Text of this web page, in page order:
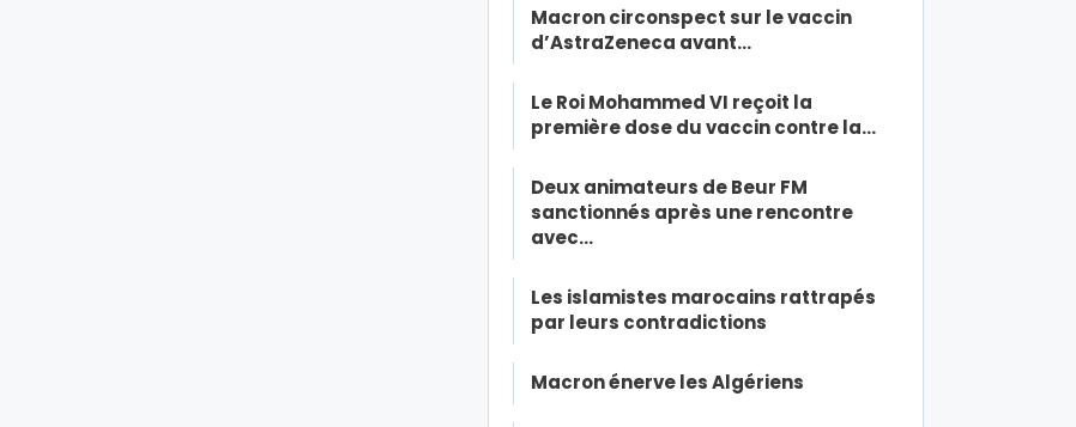
Macron circonspect sur le vaccin
d’AstraZeneca avant…
Le Roi Mohammed VI reçoit la
première dose du vaccin contre la…
Deux animateurs de Beur FM
sanctionnés après une rencontre
avec…
Les islamistes marocains rattrapés
par leurs contradictions
Macron énerve les Algériens